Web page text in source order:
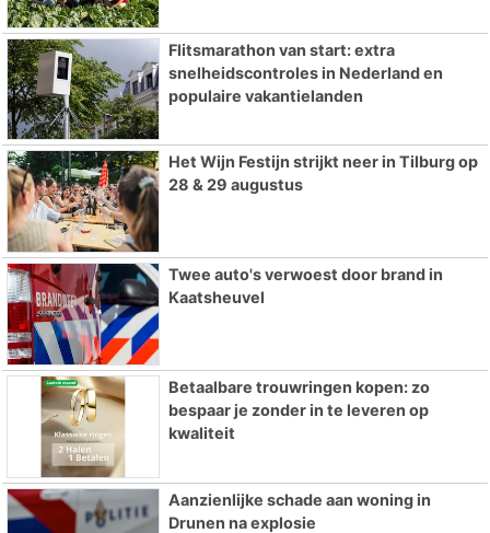
Flitsmarathon van start: extra
snelheidscontroles in Nederland en
populaire vakantielanden
Het Wijn Festijn strijkt neer in Tilburg op
28 & 29 augustus
Twee auto's verwoest door brand in
Kaatsheuvel
Betaalbare trouwringen kopen: zo
bespaar je zonder in te leveren op
kwaliteit
Aanzienlijke schade aan woning in
Drunen na explosie